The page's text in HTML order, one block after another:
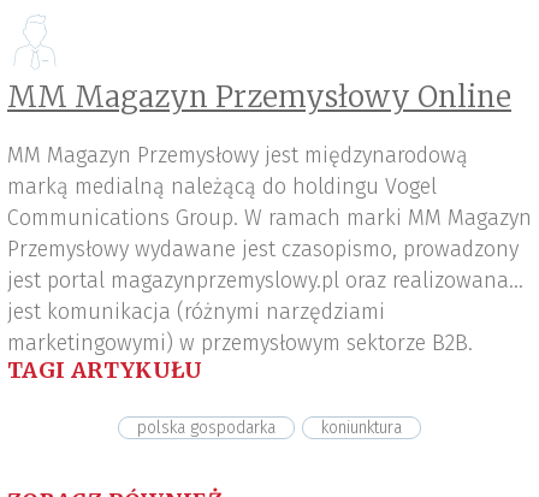
MM Magazyn Przemysłowy Online
MM Magazyn Przemysłowy jest międzynarodową
marką medialną należącą do holdingu Vogel
Communications Group. W ramach marki MM Magazyn
Przemysłowy wydawane jest czasopismo, prowadzony
jest portal magazynprzemyslowy.pl oraz realizowana
jest komunikacja (różnymi narzędziami
marketingowymi) w przemysłowym sektorze B2B.
TAGI ARTYKUŁU
polska gospodarka koniunktura